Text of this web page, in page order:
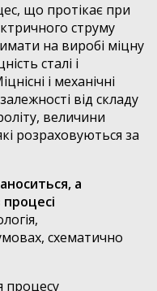
що протікає при
струму
на виробі міцну
сталі і
і механічні
від складу
величини
розраховуються за
а
схематично